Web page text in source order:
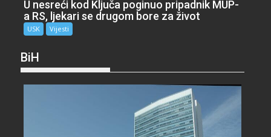
U nesreći kod Ključa poginuo pripadnik MUP-
a RS, ljekari se drugom bore za život
USK Vijesti
BiH